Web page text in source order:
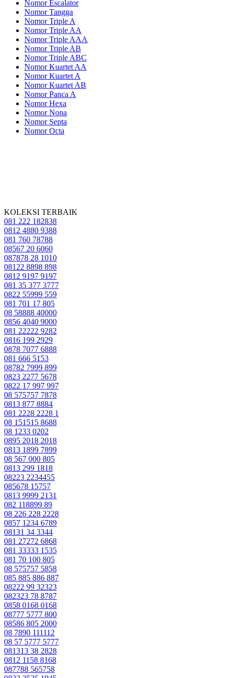
Nomor Escalator
Nomor Tangga
Nomor Triple A
Nomor Triple AA
Nomor Triple AAA
Nomor Triple AB
Nomor Triple ABC
Nomor Kuartet AA
Nomor Kuartet A
Nomor Kuartet AB
Nomor Panca A
Nomor Hexa
Nomor Nona
Nomor Septa
Nomor Octa
KOLEKSI TERBAIK
081 222 182838
0812 4880 9388
081 760 78788
08567 20 6060
087878 28 1010
08122 8898 898
0812 9197 9197
081 35 377 3777
0822 55999 559
081 701 17 805
08 58888 40000
0856 4040 9000
081 22222 9282
0816 199 2929
0878 7077 6888
081 666 5153
08782 7999 899
0823 2277 5678
0822 17 997 997
08 575757 7878
0813 877 8884
081 2228 2228 1
08 151515 8688
08 1233 0202
0895 2018 2018
0813 1899 7899
08 567 000 805
0813 299 1818
08223 2234455
085678 15757
0813 9999 2131
082 118899 89
08 226 228 2228
0857 1234 6789
08131 34 3344
081 27272 6868
081 33333 1535
081 70 100 805
08 575757 5858
085 885 886 887
08222 99 32323
082323 78 8787
0858 0168 0168
08777 5777 800
08586 805 2000
08 7890 111112
08 57 5777 5777
081313 38 2828
0812 1158 8168
087788 565758